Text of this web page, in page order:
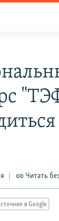
Читать
в Google